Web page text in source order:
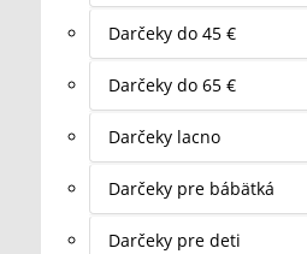
Darčeky do 45 €
Darčeky do 65 €
Darčeky lacno
Darčeky pre bábätká
Darčeky pre deti